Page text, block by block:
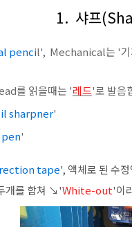
1. 샤프
pencil', Mechanical는 '기
를 읽을때는 '레드'로 발음
sharpner'
'
tape', 액체로 된 수
개를 합쳐 ↘'White-out'이